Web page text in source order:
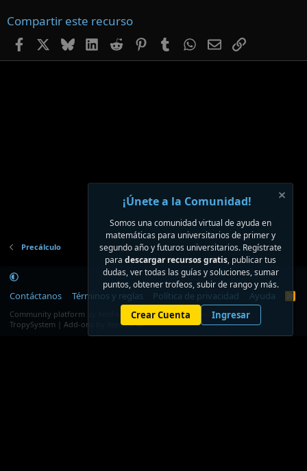
Compartir este recurso
Facebook BlueskyLinkedInReddit PinterestTumblr WhatsApp
EmailEnlace
Precálculo
Contáctanos Términos y reglas Política de privacidad Ayuda
R
Community platform by XenForo ® © 2010-2026 XenForo Ltd.
TropySystem | Add-ons by XenDev ☁️
¡Únete a la Comunidad!
Somos una comunidad virtual de ayuda en
matemáticas para universitarios de primer y
segundo año y futuros universitarios. Regístrate
para descargar recursos gratis, publicar tus
dudas, ver todas las guías y soluciones, sumar
puntos, obtener trofeos, subir de rango y más.
Crear Cuenta Ingresar